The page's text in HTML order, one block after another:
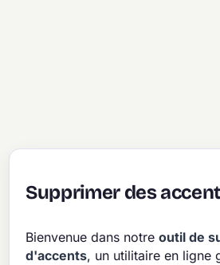
Supprimer des
Bienvenue dans notreoutil de
d'accents, un utilitaire en ligne